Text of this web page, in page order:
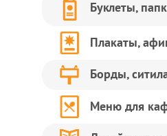
Буклеты,
Плакаты,
Борды,
Меню для